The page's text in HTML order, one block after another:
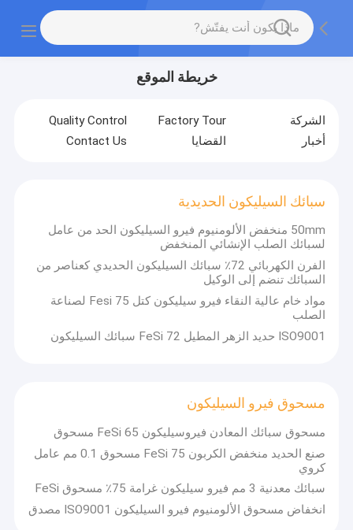
خريطة الموقع
الشركة Factory Tour
Quality Control
أخبار
القضايا Contact Us
سبائك السيليكون الحديدية
50mm منخفض الألومنيوم فيرو السيليكون الحد من عامل
لسبائك الصلب الإنشائي المنخفض
الفرن الكهربائي 72٪ سبائك السيليكون الحديدي كعناصر من
السبائك تنضم إلى الوكيل
مواد خام عالية النقاء فيرو سيليكون كتل Fesi 75 لصناعة
الصلب
ISO9001 حديد الزهر المطيل FeSi 72 سبائك السيليكون
مسحوق فيرو السيليكون
مسحوق سبائك المعادن فيروسيليكون FeSi 65 مسحوق
صنع الحديد منخفض الكربون FeSi 75 مسحوق 0.1 مم عامل
كروي
سبائك معدنية 3 مم فيرو سيليكون غرامة 75٪ مسحوق FeSi
انخفاض مسحوق الألومنيوم فيرو السيليكون ISO9001 مصدق